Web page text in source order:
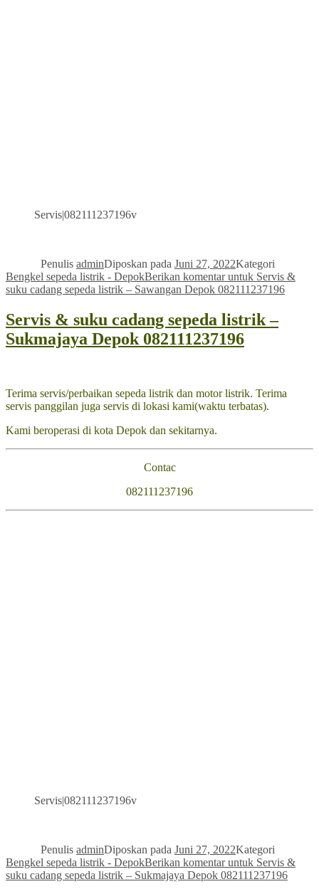
Servis|082111237196v
Penulis adminDiposkan pada Juni 27, 2022Kategori
Bengkel sepeda listrik - DepokBerikan komentaruntuk Servis &
suku cadang sepeda listrik – Sawangan Depok 082111237196
Servis & suku cadang sepeda listrik –
Sukmajaya Depok 082111237196
Terima servis/perbaikan sepeda listrik dan motor listrik. Terima
servis panggilan juga servis di lokasi kami(waktu terbatas).
Kami beroperasi di kota Depok dan sekitarnya.
Contac
082111237196
Servis|082111237196v
Penulis adminDiposkan pada Juni 27, 2022Kategori
Bengkel sepeda listrik - DepokBerikan komentaruntuk Servis &
suku cadang sepeda listrik – Sukmajaya Depok 082111237196